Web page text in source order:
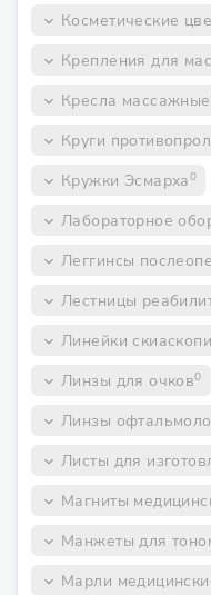
keyboard_arrow_down Косметические
keyboard_arrow_down Крепления для
keyboard_arrow_down Кресла массажные
keyboard_arrow_down Круги
keyboard_arrow_down Кружки Эсмарха0
keyboard_arrow_down Лабораторное
keyboard_arrow_down Леггинсы
keyboard_arrow_down Лестницы
keyboard_arrow_down Линейки
keyboard_arrow_down Линзы для очков0
keyboard_arrow_down Линзы
keyboard_arrow_down Листы для
keyboard_arrow_down Магниты
keyboard_arrow_down Манжеты для
keyboard_arrow_down Марли